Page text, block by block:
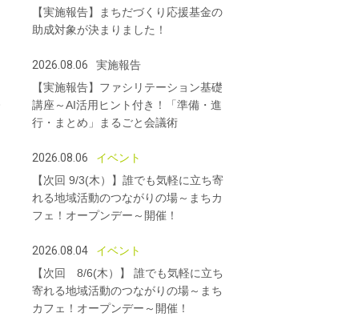
【実施報告】まちだづくり応援基金の
助成対象が決まりました！
2026.08.06
実施報告
【実施報告】ファシリテーション基礎
講座～AI活用ヒント付き！「準備・進
行・まとめ」まるごと会議術
2026.08.06
イベント
【次回 9/3(木）】誰でも気軽に立ち寄
れる地域活動のつながりの場～まちカ
フェ！オープンデー～開催！
2026.08.04
イベント
【次回 8/6(木）】 誰でも気軽に立ち
寄れる地域活動のつながりの場～まち
カフェ！オープンデー～開催！